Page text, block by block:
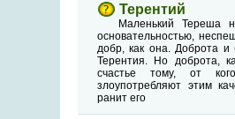
Терентий
Маленький Тереша
основательностью,
добр, как она. Доброта и
Терентия. Но доброта,
счастье тому, от
злоупотребляют этим
ранит его